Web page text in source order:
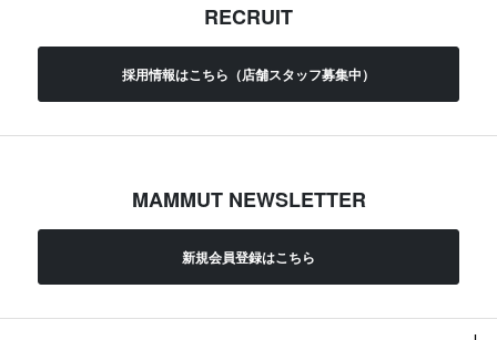
RECRUIT
採用情報はこちら（店舗スタッフ募集中）
MAMMUT NEWSLETTER
新規会員登録はこちら